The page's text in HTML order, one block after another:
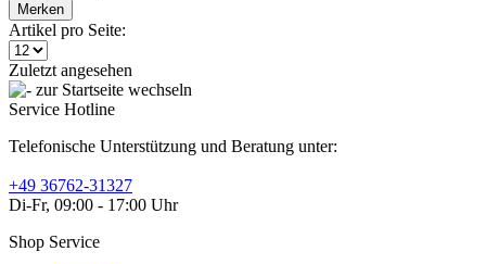
Merken
Artikel pro Seite:
Zuletzt angesehen
Service Hotline
Telefonische Unterstützung und Beratung unter:
+49 36762-31327
Di-Fr, 09:00 - 17:00 Uhr
Shop Service